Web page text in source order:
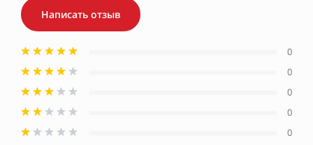
Написать отзыв
0
0
0
0
0